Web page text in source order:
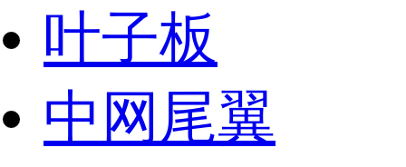
叶子板
中网尾翼